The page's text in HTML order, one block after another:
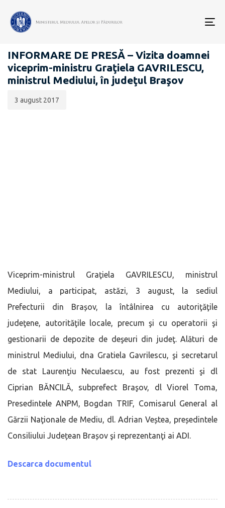
COMUNICATE DE PRESĂ
INFORMARE DE PRESĂ – Vizita doamnei
viceprim-ministru Graţiela GAVRILESCU,
ministrul Mediului, în judeţul Braşov
publicării:
3 august 2017
Viceprim-ministrul Graţiela GAVRILESCU, ministrul
Mediului, a participat, astăzi, 3 august, la sediul
Prefecturii din Brașov, la întâlnirea cu autoriţăţile
judeţene, autorităţile locale, precum şi cu operatorii şi
gestionarii de depozite de deşeuri din judeţ. Alături de
ministrul Mediului, dna Gratiela Gavrilescu, şi secretarul
de stat Laurenţiu Neculaescu, au fost prezenti şi dl
Ciprian BĂNCILĂ, subprefect Braşov, dl Viorel Toma,
Presedintele ANPM, Bogdan TRIF, Comisarul General al
Gărzii Naţionale de Mediu, dl. Adrian Veștea, președintele
Consiliului Județean Brașov şi reprezentanţi ai ADI.
Descarca documentul